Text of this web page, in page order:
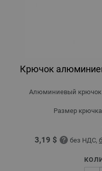
Крючок
Алюминиевый крючок
Размер
3,19 $ без НДС,